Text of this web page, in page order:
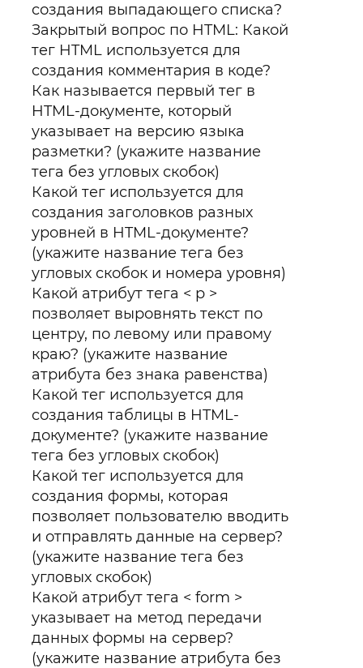
создания выпадающего списка?
Закрытый вопрос по HTML: Какой
тег HTML используется для
создания комментария в коде?
Как называется первый тег в
HTML-документе, который
указывает на версию языка
разметки? (укажите название
тега без угловых скобок)
Какой тег используется для
создания заголовков разных
уровней в HTML-документе?
(укажите название тега без
угловых скобок и номера уровня)
Какой атрибут тега < p >
позволяет выровнять текст по
центру, по левому или правому
краю? (укажите название
атрибута без знака равенства)
Какой тег используется для
создания таблицы в HTML-
документе? (укажите название
тега без угловых скобок)
Какой тег используется для
создания формы, которая
позволяет пользователю вводить
и отправлять данные на сервер?
(укажите название тега без
угловых скобок)
Какой атрибут тега < form >
указывает на метод передачи
данных формы на сервер?
(укажите название атрибута без